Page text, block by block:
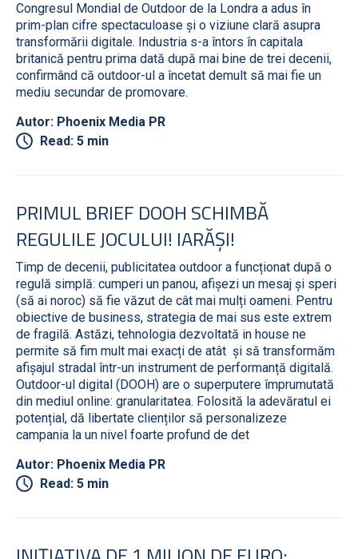
Congresul Mondial de Outdoor de la Londra a adus în
prim-plan cifre spectaculoase și o viziune clară asupra
transformării digitale. Industria s-a întors în capitala
britanică pentru prima dată după mai bine de trei decenii,
confirmând că outdoor-ul a încetat demult să mai fie un
mediu secundar de promovare.
Autor: Phoenix Media PR
Read: 5 min
PRIMUL BRIEF DOOH SCHIMBĂ
REGULILE JOCULUI! IARĂȘI!
Timp de decenii, publicitatea outdoor a funcționat după o
regulă simplă: cumperi un panou, afișezi un mesaj și speri
(să ai noroc) să fie văzut de cât mai mulți oameni. Pentru
obiective de business, strategia de mai sus este extrem
de fragilă. Astăzi, tehnologia dezvoltată in house ne
permite să fim mult mai exacți de atât și să transformăm
afișajul stradal într-un instrument de performanță digitală.
Outdoor-ul digital (DOOH) are o superputere împrumutată
din mediul online: granularitatea. Folosită la adevăratul ei
potențial, dă libertate clienților să personalizeze
campania la un nivel foarte profund de det
Autor: Phoenix Media PR
Read: 5 min